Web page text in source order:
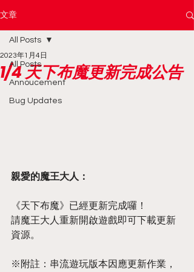
文章
All Posts
Annoucement
Bug Updates
All Posts
1/4 天下布魔更新完成公告
2023年1月4日
親愛的魔王大人：
《天下布魔》已經更新完成囉！
請魔王大人重新開啟遊戲即可下載更新
資源。
※附註：串流遊玩版本因應更新作業，